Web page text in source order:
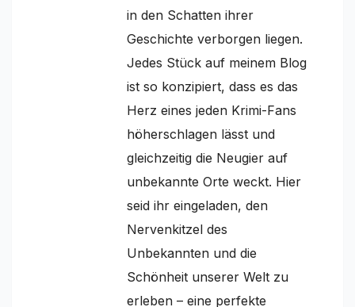
in den Schatten ihrer
Geschichte verborgen liegen.
Jedes Stück auf meinem Blog
ist so konzipiert, dass es das
Herz eines jeden Krimi-Fans
höherschlagen lässt und
gleichzeitig die Neugier auf
unbekannte Orte weckt. Hier
seid ihr eingeladen, den
Nervenkitzel des
Unbekannten und die
Schönheit unserer Welt zu
erleben – eine perfekte